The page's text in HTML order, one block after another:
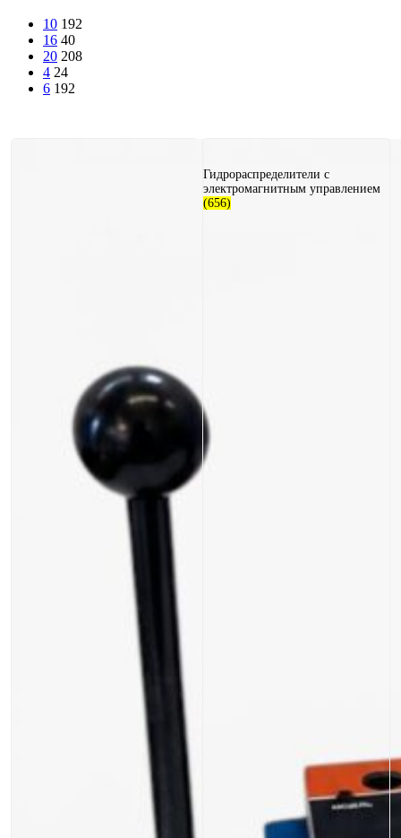
10 192
16 40
20 208
4 24
6 192
Гидрораспределители с
электромагнитным управлением
(656)